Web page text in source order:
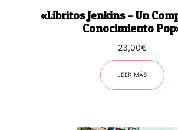
«Libritos Jenkins – Un
Conocimiento
23,00€
LEER MÁS